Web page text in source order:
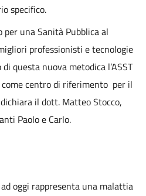
specifico.
per una Sanità Pubblica al
professionisti e tecnologie
questa nuova metodica l’ASST
come centro di riferimento per il
il dott. Matteo Stocco,
Paolo e Carlo.
ad oggi rappresenta una malattia